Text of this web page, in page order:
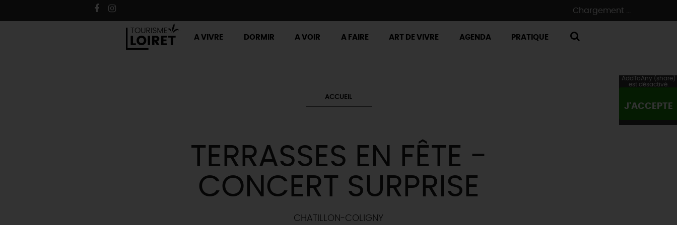
Chargement ...
A VIVRE DORMIR A VOIR A FAIRE ART DE VIVRE AGENDA PRATIQUE
ACCUEIL
TERRASSES EN FÊTE -
CONCERT SURPRISE
CHATILLON-COLIGNY
AddToAny (share)
est désactivé.
J'ACCEPTE